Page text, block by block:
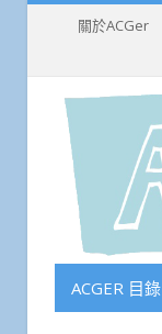
關於ACGer
ACGER 目錄